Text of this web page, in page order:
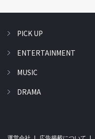
PICK UP
ENTERTAINMENT
MUSIC
DRAMA